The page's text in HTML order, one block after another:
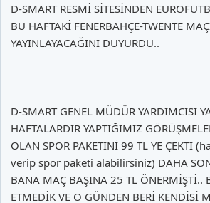
D-SMART RESMİ SİTESİNDEN
BU HAFTAKİ FENERBAHÇE-TWENTE
YAYINLAYACAĞINI DUYURDU..
D-SMART GENEL MÜDÜR YARDIMCISI
HAFTALARDIR YAPTIĞIMIZ
OLAN SPOR PAKETİNİ 99 TL YE ÇEKTİ
verip spor paketi alabilirsiniz) DAHA
BANA MAÇ BAŞINA 25 TL ÖNERMİŞTİ..
ETMEDİK VE O GÜNDEN BERİ KENDİSİ